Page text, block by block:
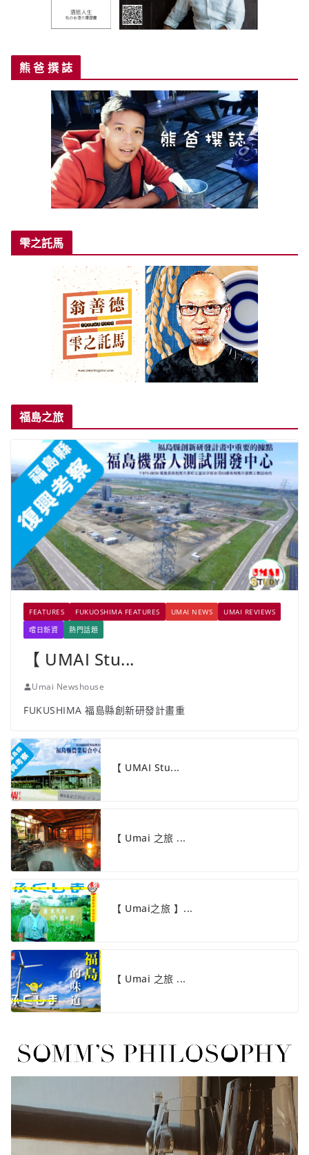
熊 爸 撰 誌
雫之託馬
福島之旅
FEATURES FUKUOSHIMA FEATURES UMAI NEWS
UMAI REVIEWS
嚐日新資
熱門話題
【 UMAI Stu...
Umai Newshouse
FUKUSHIMA 福島縣創新研發計畫重
【 UMAI Stu...
【 Umai 之旅 ...
【 Umai之旅 】...
【 Umai 之旅 ...